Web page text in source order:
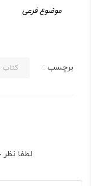
موضوع فرعی
برچسب : کتاب
لطفا نظر